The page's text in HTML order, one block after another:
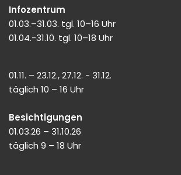
Infozentrum
01.03.–31.03. tgl. 10–16 Uhr
01.04.-31.10. tgl. 10–18 Uhr
01.11. – 23.12., 27.12. - 31.12.
täglich 10 – 16 Uhr
Besichtigungen
01.03.26 – 31.10.26
täglich 9 – 18 Uhr